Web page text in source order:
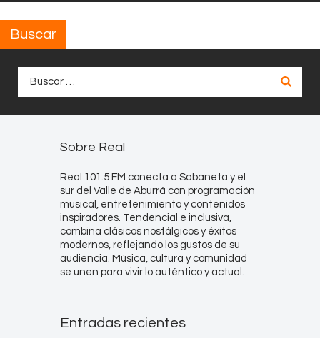
Buscar
Sobre Real
Real 101.5 FM conecta a Sabaneta y el
sur del Valle de Aburrá con programación
musical, entretenimiento y contenidos
inspiradores. Tendencial e inclusiva,
combina clásicos nostálgicos y éxitos
modernos, reflejando los gustos de su
audiencia. Música, cultura y comunidad
se unen para vivir lo auténtico y actual.
Entradas recientes